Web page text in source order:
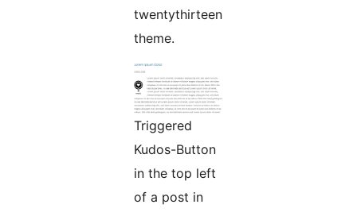
twentythirteen
theme.
Triggered
Kudos-Button
in the top left
of a post in